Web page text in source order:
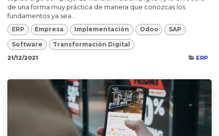
de una forma muy práctica de manera que conozcas los
fundamentos ya sea...
ERP Empresa Implementación Odoo SAP
Software Transformación Digital
21/12/2021 ERP